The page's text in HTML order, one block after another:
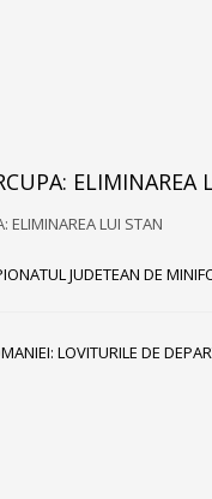
ELIMINAREA
ELIMINAREA LUI STAN
JUDETEAN DE